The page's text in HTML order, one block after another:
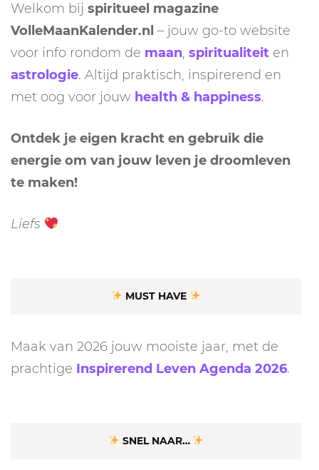
Welkom bij spiritueel magazine
VolleMaanKalender.nl – jouw go-to website
voor info rondom de maan, spiritualiteit en
astrologie. Altijd praktisch, inspirerend en
met oog voor jouw health & happiness.
Ontdek je eigen kracht en gebruik die
energie om van jouw leven je droomleven
te maken!
Liefs
MUST HAVE
Maak van 2026 jouw mooiste jaar, met de
prachtige Inspirerend Leven Agenda 2026.
SNEL NAAR…